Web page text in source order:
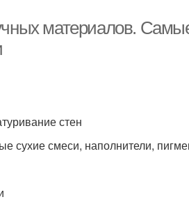
материалов.
стен
сухие смеси, наполнители,